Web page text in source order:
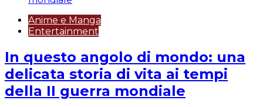
Anime e Manga
Entertainment
In questo angolo di mondo: una
delicata storia di vita ai tempi
della II guerra mondiale